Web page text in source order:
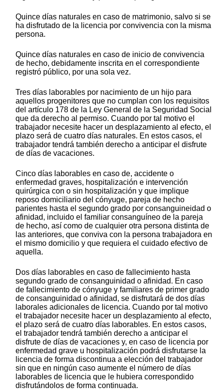
Quince días naturales en caso de matrimonio, salvo si se
ha disfrutado de la licencia por convivencia con la misma
persona.
Quince días naturales en caso de inicio de convivencia
de hecho, debidamente inscrita en el correspondiente
registró público, por una sola vez.
Tres días laborables por nacimiento de un hijo para
aquellos progenitores que no cumplan con los requisitos
del artículo 178 de la Ley General de la Seguridad Social
que da derecho al permiso. Cuando por tal motivo el
trabajador necesite hacer un desplazamiento al efecto, el
plazo será de cuatro días naturales. En estos casos, el
trabajador tendrá también derecho a anticipar el disfrute
de días de vacaciones.
Cinco días laborables en caso de, accidente o
enfermedad graves, hospitalización e intervención
quirúrgica con o sin hospitalización y que implique
reposo domiciliario del cónyuge, pareja de hecho
parientes hasta el segundo grado por consanguineidad o
afinidad, incluido el familiar consanguíneo de la pareja
de hecho, así como de cualquier otra persona distinta de
las anteriores, que conviva con la persona trabajadora en
el mismo domicilio y que requiera el cuidado efectivo de
aquella.
Dos días laborables en caso de fallecimiento hasta
segundo grado de consanguinidad o afinidad. En caso
de fallecimiento de cónyuge y familiares de primer grado
de consanguinidad o afinidad, se disfrutará de dos días
laborales adicionales de licencia. Cuando por tal motivo
el trabajador necesite hacer un desplazamiento al efecto,
el plazo será de cuatro días laborables. En estos casos,
el trabajador tendrá también derecho a anticipar el
disfrute de días de vacaciones y, en caso de licencia por
enfermedad grave u hospitalización podrá disfrutarse la
licencia de forma discontinua a elección del trabajador
sin que en ningún caso aumente el número de días
laborables de licencia que le hubiera correspondido
disfrutándolos de forma continuada.